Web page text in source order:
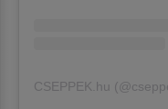
CSEPPEK.hu (@